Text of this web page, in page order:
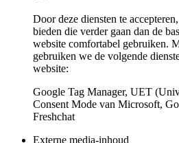
Door deze diensten te
bieden die verder gaan dan de
website comfortabel gebruiken.
gebruiken we de volgende
website:
Google Tag Manager, UET
Consent Mode van Microsoft,
Freshchat
Externe media-inhoud